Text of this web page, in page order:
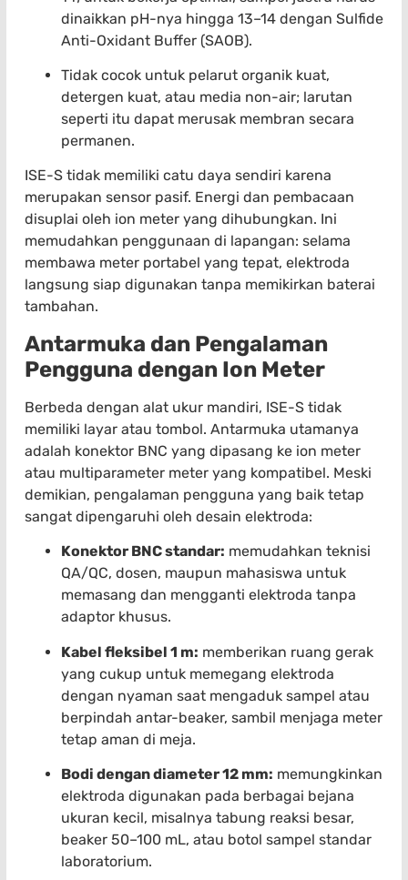
dinaikkan pH-nya hingga 13–14 dengan Sulfide
Anti-Oxidant Buffer (SAOB).
Tidak cocok untuk pelarut organik kuat,
detergen kuat, atau media non-air; larutan
seperti itu dapat merusak membran secara
permanen.
ISE-S tidak memiliki catu daya sendiri karena
merupakan sensor pasif. Energi dan pembacaan
disuplai oleh ion meter yang dihubungkan. Ini
memudahkan penggunaan di lapangan: selama
membawa meter portabel yang tepat, elektroda
langsung siap digunakan tanpa memikirkan baterai
tambahan.
Antarmuka dan Pengalaman
Pengguna dengan Ion Meter
Berbeda dengan alat ukur mandiri, ISE-S tidak
memiliki layar atau tombol. Antarmuka utamanya
adalah konektor BNC yang dipasang ke ion meter
atau multiparameter meter yang kompatibel. Meski
demikian, pengalaman pengguna yang baik tetap
sangat dipengaruhi oleh desain elektroda:
Konektor BNC standar: memudahkan teknisi
QA/QC, dosen, maupun mahasiswa untuk
memasang dan mengganti elektroda tanpa
adaptor khusus.
Kabel fleksibel 1 m: memberikan ruang gerak
yang cukup untuk memegang elektroda
dengan nyaman saat mengaduk sampel atau
berpindah antar-beaker, sambil menjaga meter
tetap aman di meja.
Bodi dengan diameter 12 mm: memungkinkan
elektroda digunakan pada berbagai bejana
ukuran kecil, misalnya tabung reaksi besar,
beaker 50–100 mL, atau botol sampel standar
laboratorium.